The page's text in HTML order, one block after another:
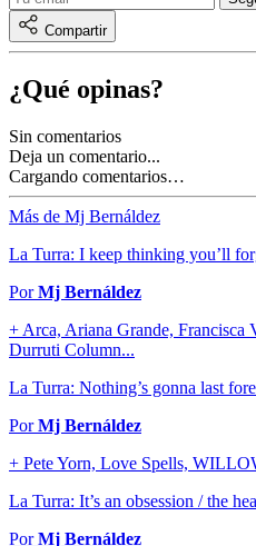
Compartir
¿Qué opinas?
Sin comentarios
Deja un comentario...
Cargando comentarios…
Más de Mj Bernáldez
La Turra: I keep thinking you’ll
PorMj Bernáldez
+ Arca, Ariana Grande, Francisca
Durruti Column...
La Turra: Nothing’s gonna last
PorMj Bernáldez
+ Pete Yorn, Love Spells,
La Turra: It’s an obsession / the
PorMj Bernáldez